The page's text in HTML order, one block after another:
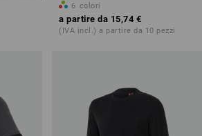
6 colori
a partire da 15,74 €
(IVA incl.) a partire da 10 pezzi